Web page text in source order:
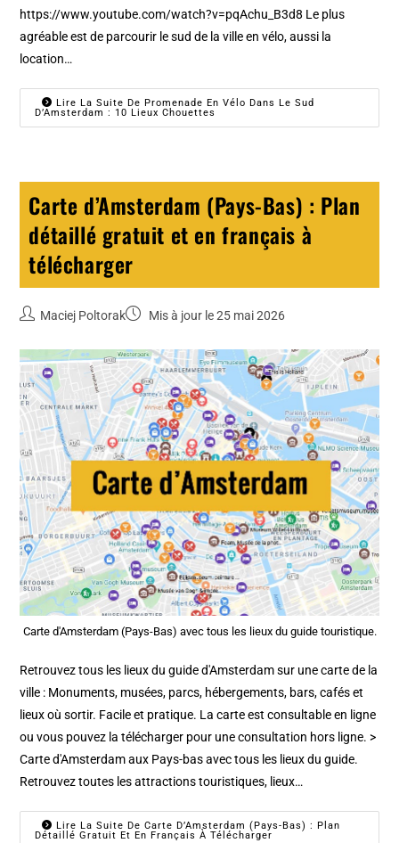
https://www.youtube.com/watch?v=pqAchu_B3d8 Le plus
agréable est de parcourir le sud de la ville en vélo, aussi la
location…
Lire La Suite De Promenade En Vélo Dans Le Sud
D’Amsterdam : 10 Lieux Chouettes
Carte d’Amsterdam (Pays-Bas) : Plan
détaillé gratuit et en français à
télécharger
Maciej Poltorak Mis à jour le 25 mai 2026
Carte d'Amsterdam (Pays-Bas) avec tous les lieux du guide touristique.
Retrouvez tous les lieux du guide d'Amsterdam sur une carte de la
ville : Monuments, musées, parcs, hébergements, bars, cafés et
lieux où sortir. Facile et pratique. La carte est consultable en ligne
ou vous pouvez la télécharger pour une consultation hors ligne. >
Carte d'Amsterdam aux Pays-bas avec tous les lieux du guide.
Retrouvez toutes les attractions touristiques, lieux…
Lire La Suite De Carte D’Amsterdam (Pays-Bas) : Plan
Détaillé Gratuit Et En Français À Télécharger